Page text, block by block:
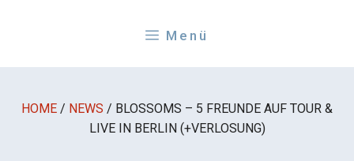
Menü
HOME / NEWS / BLOSSOMS – 5 FREUNDE AUF TOUR &
LIVE IN BERLIN (+VERLOSUNG)